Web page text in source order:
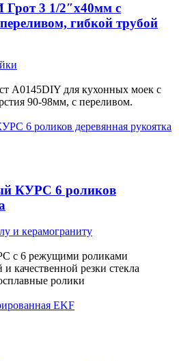
3 1/2″х40мм с
гибкой трубой
A0145DIY для кухонных моек с
90-98мм, с переливом.
КУРС 6 роликов
и керамограниту
с 6 режущими роликами
качественной резки стекла
ролики